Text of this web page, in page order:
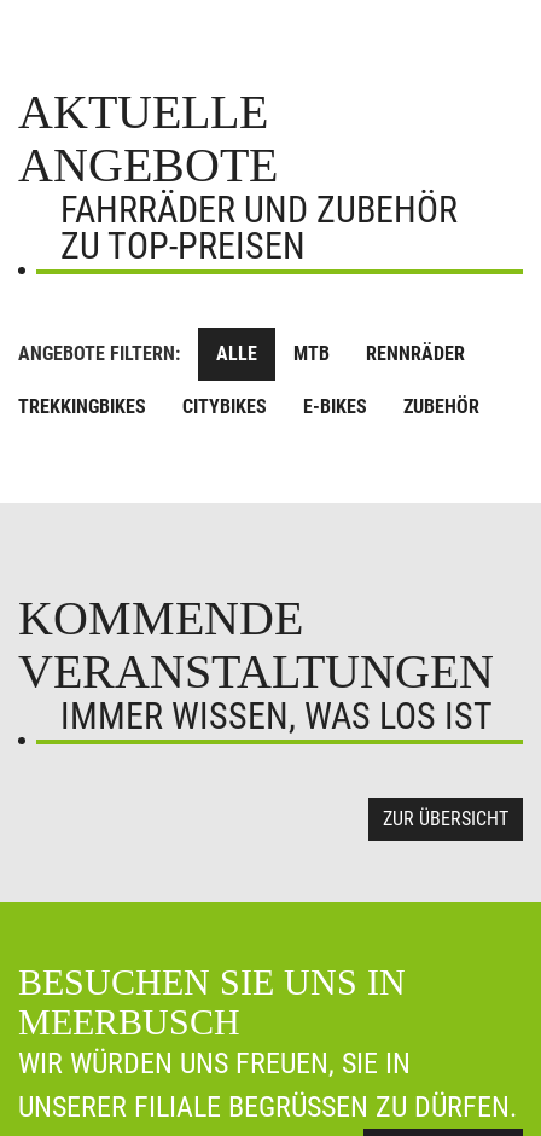
AKTUELLE
ANGEBOTE
FAHRRÄDER UND ZUBEHÖR
ZU TOP-PREISEN
ANGEBOTE FILTERN: ALLE MTB RENNRÄDER
TREKKINGBIKES CITYBIKES E-BIKES ZUBEHÖR
KOMMENDE
VERANSTALTUNGEN
IMMER WISSEN, WAS LOS IST
ZUR ÜBERSICHT
BESUCHEN SIE UNS IN
MEERBUSCH
WIR WÜRDEN UNS FREUEN, SIE IN
UNSERER FILIALE BEGRÜSSEN ZU DÜRFEN.